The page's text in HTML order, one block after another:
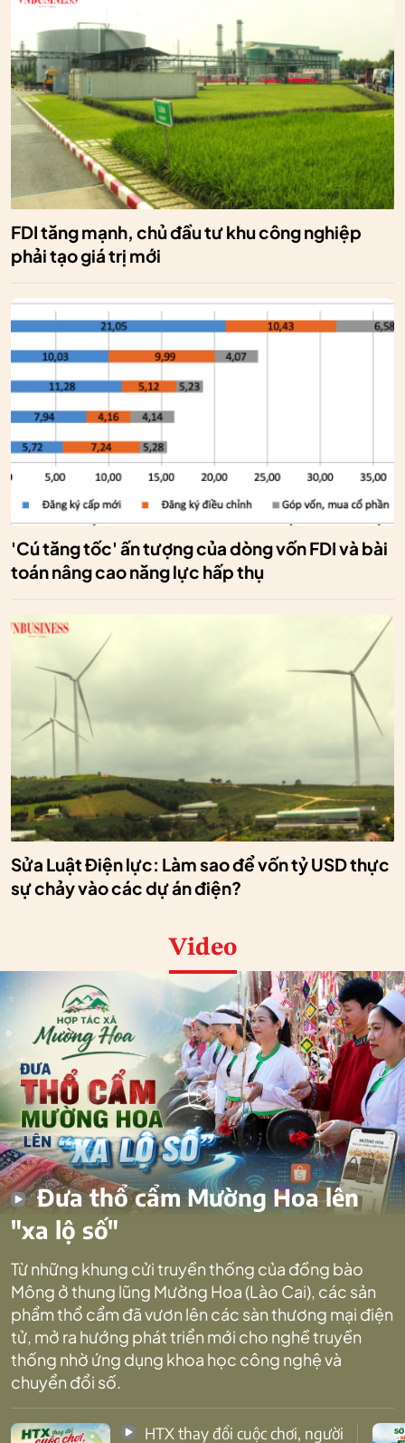
FDI tăng mạnh, chủ đầu tư khu công nghiệp
phải tạo giá trị mới
'Cú tăng tốc' ấn tượng của dòng vốn FDI và bài
toán nâng cao năng lực hấp thụ
Sửa Luật Điện lực: Làm sao để vốn tỷ USD thực
sự chảy vào các dự án điện?
Video
Đưa thổ cẩm Mường Hoa lên
"xa lộ số"
Từ những khung cửi truyền thống của đồng bào
Mông ở thung lũng Mường Hoa (Lào Cai), các sản
phẩm thổ cẩm đã vươn lên các sàn thương mại điện
tử, mở ra hướng phát triển mới cho nghề truyền
thống nhờ ứng dụng khoa học công nghệ và
chuyển đổi số.